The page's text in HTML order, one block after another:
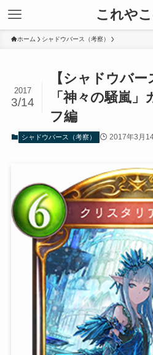
これや
ホーム シャドウバース（考察）
【シャドウバ
「神々の騒嵐
フ編
2017
3/14
シャドウバース（考察） 2017年3月